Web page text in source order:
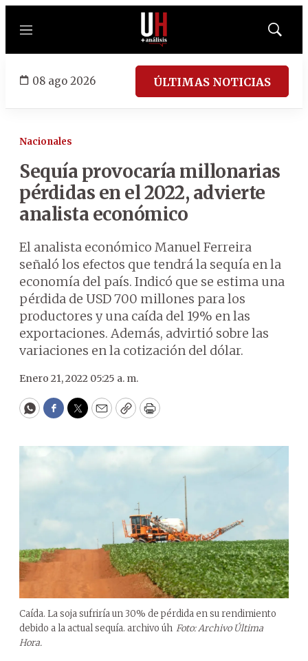
Menú
Mostrar
08 ago 2026 ÚLTIMAS NOTICIAS
Nacionales
Sequía provocaría millonarias
pérdidas en el 2022, advierte
analista económico
El analista económico Manuel Ferreira
señaló los efectos que tendrá la sequía en la
economía del país. Indicó que se estima una
pérdida de USD 700 millones para los
productores y una caída del 19% en las
exportaciones. Además, advirtió sobre las
variaciones en la cotización del dólar.
Enero 21, 2022 05:25 a. m.
WhatsApp
Facebook
Twitter
EmailCopyPrint
Caída. La soja sufriría un 30% de pérdida en su rendimiento
debido a la actual sequía. archivo úh Foto: Archivo Última
Hora.